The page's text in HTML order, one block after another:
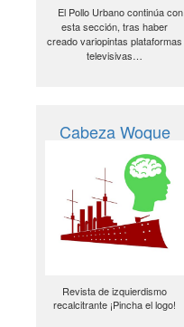
El Pollo Urbano continúa con
esta sección, tras haber
creado variopintas plataformas
televisivas…
Cabeza Woque
Revista de izquierdismo
recalcitrante ¡Pincha el logo!